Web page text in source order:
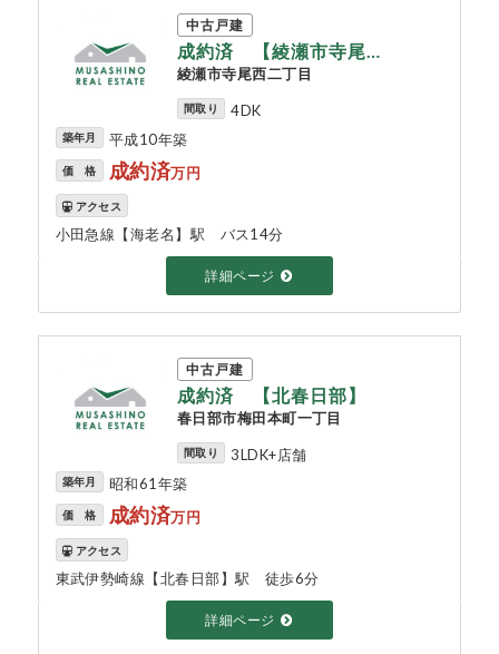
中古戸建
成約済 【綾瀬市寺尾…
綾瀬市寺尾西二丁目
間取り 4DK
築年月 平成10年築
価 格 成約済万円
アクセス
小田急線【海老名】駅 バス14分
詳細ページ
中古戸建
成約済 【北春日部】
春日部市梅田本町一丁目
間取り 3LDK+店舗
築年月 昭和61年築
価 格 成約済万円
アクセス
東武伊勢崎線【北春日部】駅 徒歩6分
詳細ページ